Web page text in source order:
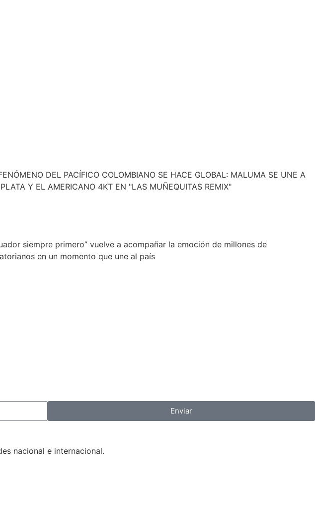
DEL PACÍFICO COLOMBIANO SE HACE GLOBAL: MALUMA SE UNE A
Y EL AMERICANO 4KT EN "LAS MUÑEQUITAS REMIX"
siempre primero” vuelve a acompañar la emoción de millones de
en un momento que une al país
Enviar
nacional e internacional.